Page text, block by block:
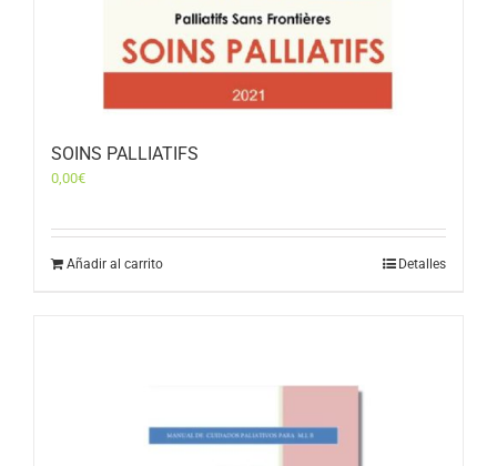
SOINS PALLIATIFS
0,00€
Añadir al carrito Detalles